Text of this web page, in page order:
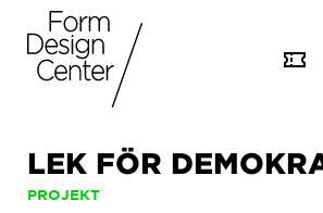
LEK FÖR
PROJEKT